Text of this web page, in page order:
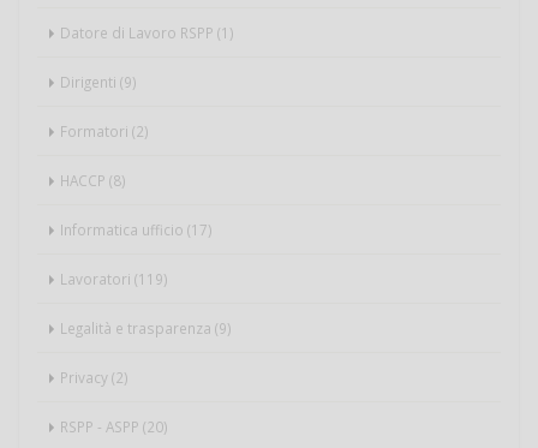
Datore di Lavoro RSPP (1)
Dirigenti (9)
Formatori (2)
HACCP (8)
Informatica ufficio (17)
Lavoratori (119)
Legalità e trasparenza (9)
Privacy (2)
RSPP - ASPP (20)